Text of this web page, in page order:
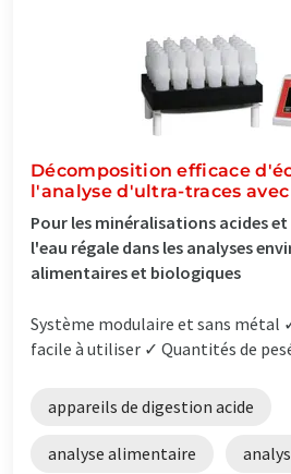
Décomposition efficace
l'analyse d'ultra-traces avec
Pour les minéralisations acides
l'eau régale dans les analyses
alimentaires et biologiques
Système modulaire et sans métal
facile à utiliser ✓ Quantités de
appareils de digestion acide
analyse alimentaire